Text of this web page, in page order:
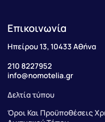
Επικοινωνία
Ηπείρου 13, 10433 Αθήνα
210 8227952
info@nomotelia.gr
Δελτία τύπου
Όροι Και Προϋποθέσεις